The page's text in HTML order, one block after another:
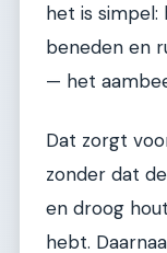
het is
beneden en
— het
Dat zorgt
zonder dat
en droog
hebt.